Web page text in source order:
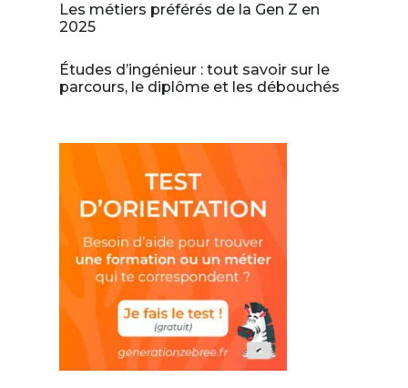
Les métiers préférés de la Gen Z en
2025
Études d’ingénieur : tout savoir sur le
parcours, le diplôme et les débouchés